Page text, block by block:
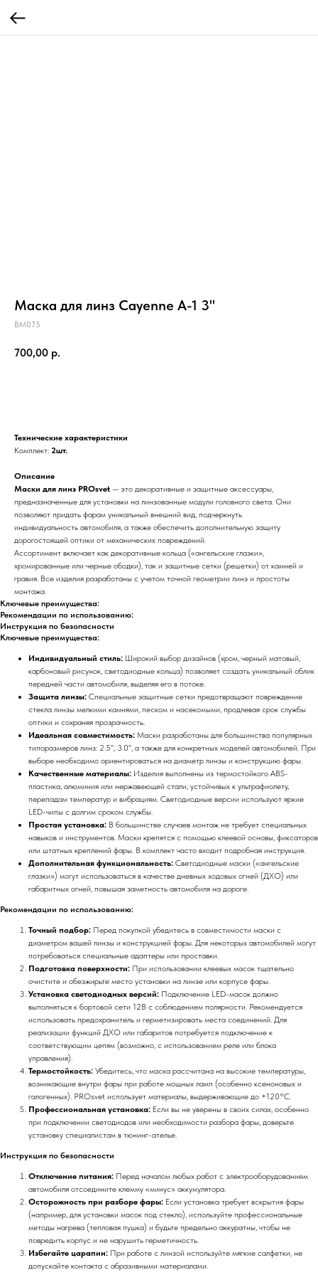
Маска для линз Cayenne A-1 3"
BM075
700,00 р.
Технические характеристики
Комплект: 2шт.
Описание
Маски для линз PROsvet — это декоративные и защитные аксессуары,
предназначенные для установки на линзованные модули головного света. Они
позволяют придать фарам уникальный внешний вид, подчеркнуть
индивидуальность автомобиля, а также обеспечить дополнительную защиту
дорогостоящей оптики от механических повреждений.
Ассортимент включает как декоративные кольца («ангельские глазки»,
хромированные или черные ободки), так и защитные сетки (решетки) от камней и
гравия. Все изделия разработаны с учетом точной геометрии линз и простоты
монтажа.
Ключевые преимущества:
Рекомендации по использованию:
Инструкция по безопасности
Ключевые преимущества:
Индивидуальный стиль: Широкий выбор дизайнов (хром, черный матовый,
карбоновый рисунок, светодиодные кольца) позволяет создать уникальный облик
передней части автомобиля, выделяя его в потоке.
Защита линзы: Специальные защитные сетки предотвращают повреждение
стекла линзы мелкими камнями, песком и насекомыми, продлевая срок службы
оптики и сохраняя прозрачность.
Идеальная совместимость: Маски разработаны для большинства популярных
типоразмеров линз: 2.5", 3.0", а также для конкретных моделей автомобилей. При
выборе необходимо ориентироваться на диаметр линзы и конструкцию фары.
Качественные материалы: Изделия выполнены из термостойкого ABS-
пластика, алюминия или нержавеющей стали, устойчивых к ультрафиолету,
перепадам температур и вибрациям. Светодиодные версии используют яркие
LED-чипы с долгим сроком службы.
Простая установка: В большинстве случаев монтаж не требует специальных
навыков и инструментов. Маски крепятся с помощью клеевой основы, фиксаторов
или штатных креплений фары. В комплект часто входит подробная инструкция.
Дополнительная функциональность: Светодиодные маски («ангельские
глазки») могут использоваться в качестве дневных ходовых огней (ДХО) или
габаритных огней, повышая заметность автомобиля на дороге.
Рекомендации по использованию:
Точный подбор: Перед покупкой убедитесь в совместимости маски с
диаметром вашей линзы и конструкцией фары. Для некоторых автомобилей могут
потребоваться специальные адаптеры или проставки.
Подготовка поверхности: При использовании клеевых масок тщательно
очистите и обезжирьте место установки на линзе или корпусе фары.
Установка светодиодных версий: Подключение LED-масок должно
выполняться к бортовой сети 12В с соблюдением полярности. Рекомендуется
использовать предохранитель и герметизировать места соединений. Для
реализации функций ДХО или габаритов потребуется подключение к
соответствующим цепям (возможно, с использованием реле или блока
управления).
Термостойкость: Убедитесь, что маска рассчитана на высокие температуры,
возникающие внутри фары при работе мощных ламп (особенно ксеноновых и
галогенных). PROsvet использует материалы, выдерживающие до +120°C.
Профессиональная установка: Если вы не уверены в своих силах, особенно
при подключении светодиодов или необходимости разбора фары, доверьте
установку специалистам в тюнинг-ателье.
Инструкция по безопасности
Отключение питания: Перед началом любых работ с электрооборудованием
автомобиля отсоедините клемму «минус» аккумулятора.
Осторожность при разборе фары: Если установка требует вскрытия фары
(например, для установки масок под стекло), используйте профессиональные
методы нагрева (тепловая пушка) и будьте предельно аккуратны, чтобы не
повредить корпус и не нарушить герметичность.
Избегайте царапин: При работе с линзой используйте мягкие салфетки, не
допускайте контакта с абразивными материалами.